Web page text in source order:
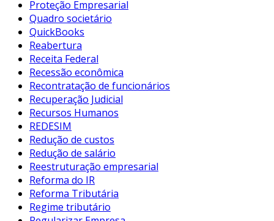
Proteção Empresarial
Quadro societário
QuickBooks
Reabertura
Receita Federal
Recessão econômica
Recontratação de funcionários
Recuperação Judicial
Recursos Humanos
REDESIM
Redução de custos
Redução de salário
Reestruturação empresarial
Reforma do IR
Reforma Tributária
Regime tributário